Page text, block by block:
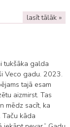
lasīt tālāk »
tukšāka galda
Veco gadu. 2023.
tajā esam
aizmirst. Tas
mēdz sacīt, ka
kāda